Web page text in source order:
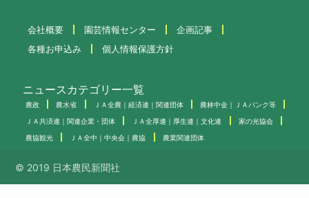
会社概要 園芸情報センター
企画記事
各種お申込み
個人情報保護方針
ニュースカテゴリー一覧
農政 農水省 ＪＡ全農｜経済連｜関連団体 農林中金｜ＪＡバンク等
ＪＡ共済連｜関連企業・団体 ＪＡ全厚連｜厚生連｜文化連 家の光協会
農協観光 ＪＡ全中｜中央会｜農協 農業関連団体
© 2019 日本農民新聞社